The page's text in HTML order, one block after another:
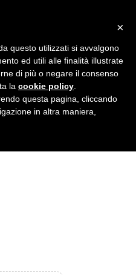
Circolo
Statuto e
×
questo utilizzati si avvalgono
ed utili alle finalità illustrate
di più o negare il consenso
la cookie policy
questa pagina, cliccando
in altra maniera,